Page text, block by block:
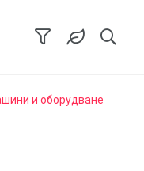
и оборудване